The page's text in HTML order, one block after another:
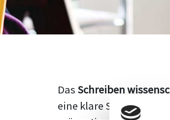
Das Schreiben
eine klare Struktur,